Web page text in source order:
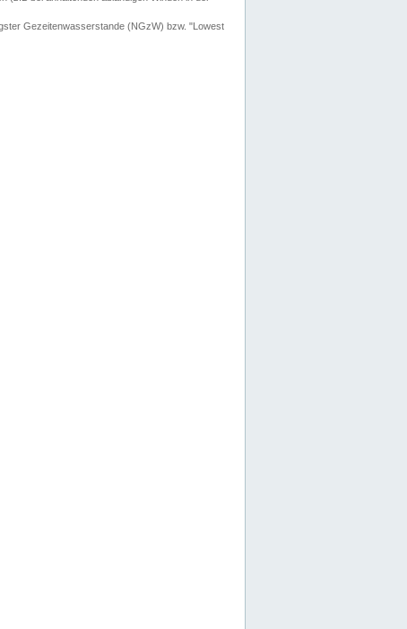
Gezeitenwasserstande (NGzW) bzw. "Lowest